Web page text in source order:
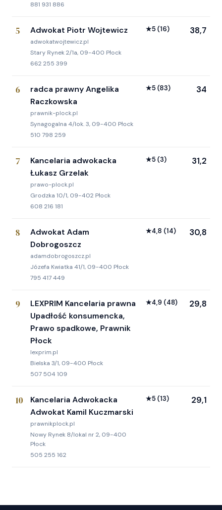
881 931 886
5 Adwokat Piotr Wojtewicz
adwokatwojtewicz.pl
Stary Rynek 2/1a, 09-400 Płock
662 255 399
★5 (16) 38,7
6
radca prawny Angelika
Raczkowska
prawnik-plock.pl
Synagogalna 4/lok. 3, 09-400 Płock
510 798 259
★5 (83) 34
7
Kancelaria adwokacka
Łukasz Grzelak
prawo-plock.pl
Grodzka 10/1, 09-402 Płock
608 216 181
★5 (3) 31,2
8
Adwokat Adam
Dobrogoszcz
adamdobrogoszcz.pl
Józefa Kwiatka 41/1, 09-400 Płock
795 417 449
★4,8 (14) 30,8
9
LEXPRIM Kancelaria prawna
Upadłość konsumencka,
Prawo spadkowe, Prawnik
Płock
lexprim.pl
Bielska 3/1, 09-400 Płock
507 504 109
★4,9 (48) 29,8
10
Kancelaria Adwokacka
Adwokat Kamil Kuczmarski
prawnikplock.pl
Nowy Rynek 8/lokal nr 2, 09-400
Płock
505 255 162
★5 (13) 29,1